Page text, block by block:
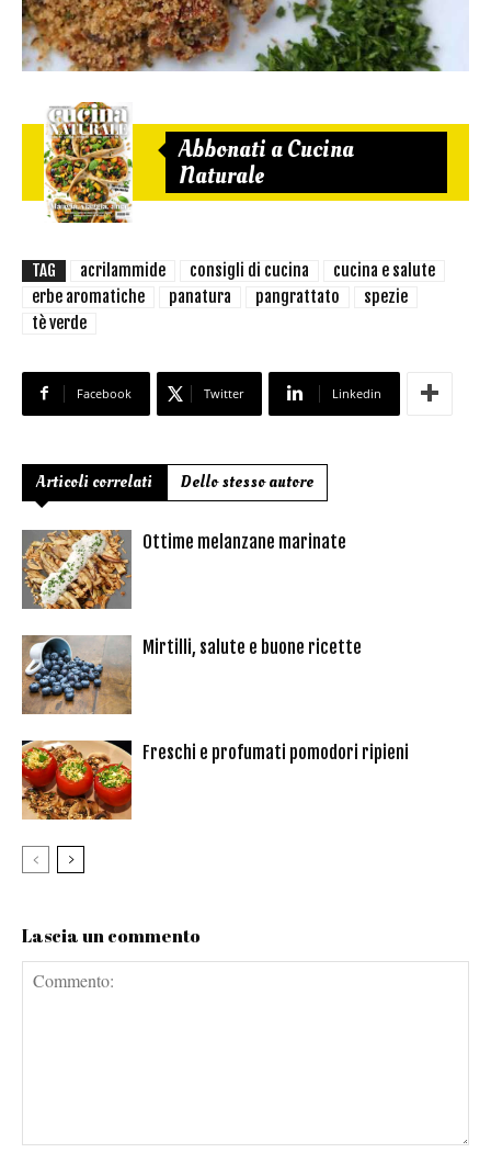
Abbonati a Cucina
Naturale
TAG acrilammide consigli di cucina
cucina e salute
erbe aromatiche
panatura pangrattato
spezie
tè verde
Facebook Twitter Linkedin
Articoli correlati Dello stesso autore
Ottime melanzane marinate
Mirtilli, salute e buone ricette
Freschi e profumati pomodori ripieni
Lascia un commento